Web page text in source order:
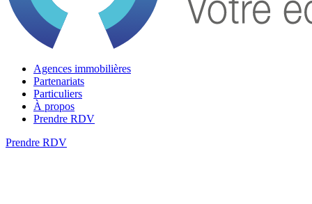
Agences immobilières
Partenariats
Particuliers
À propos
Prendre RDV
Prendre RDV